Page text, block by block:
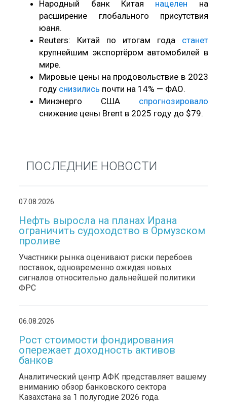
Народный банк Китая нацелен на
расширение глобального присутствия
юаня.
Reuters: Китай по итогам года станет
крупнейшим экспортёром автомобилей в
мире.
Мировые цены на продовольствие в 2023
году снизились почти на 14% — ФАО.
Минэнерго США спрогнозировало
снижение цены Brent в 2025 году до $79.
ПОСЛЕДНИЕ НОВОСТИ
07.08.2026
Нефть выросла на планах Ирана
ограничить судоходство в Ормузском
проливе
Участники рынка оценивают риски перебоев
поставок, одновременно ожидая новых
сигналов относительно дальнейшей политики
ФРС
06.08.2026
Рост стоимости фондирования
опережает доходность активов
банков
Аналитический центр АФК представляет вашему
вниманию обзор банковского сектора
Казахстана за 1 полугодие 2026 года.